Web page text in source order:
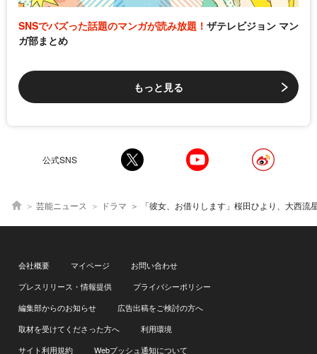
SNSでバズった話題のマンガが読み放題！ ザテレビジョン マン
ガ部まとめ
もっと見る
公式SNS
芸能ニュース ドラマ 「彼女、お借りします」桜田ひより、大西流星に「ダンスの力をお借りし
会社概要 マイページ
お問い合わせ
プレスリリース・情報提供
プライバシーポリシー
編集部からのお知らせ
広告出稿をご検討の方へ
取材を受けてくださった方へ
利用環境
サイト利用規約
Webプッシュ通知について